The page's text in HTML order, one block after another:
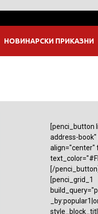
НОВИНАРСКИ ПРИКАЗНИ
[penci_button
address-
align="center"
[/
[penci_grid_1